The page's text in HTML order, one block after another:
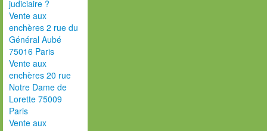
judiciaire ?
Vente aux
enchères 2 rue du
Général Aubé
75016 Paris
Vente aux
enchères 20 rue
Notre Dame de
Lorette 75009
Paris
Vente aux